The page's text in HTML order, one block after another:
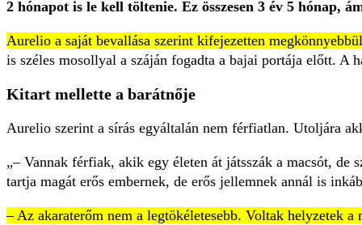
2 hónapot is le kell töltenie. Ez összesen 3 év 5 hónap,
Aurelio a saját bevallása szerint kifejezetten
is széles mosollyal a száján fogadta a bajai portája előtt. A
Kitart mellette a barátnője
Aurelio szerint a sírás egyáltalán nem férfiatlan. Utoljára
– Vannak férfiak, akik egy életen át játsszák a macsót, de
tartja magát erős embernek, de erős jellemnek annál is
– Az akaraterőm nem a legtökéletesebb. Voltak helyzetek